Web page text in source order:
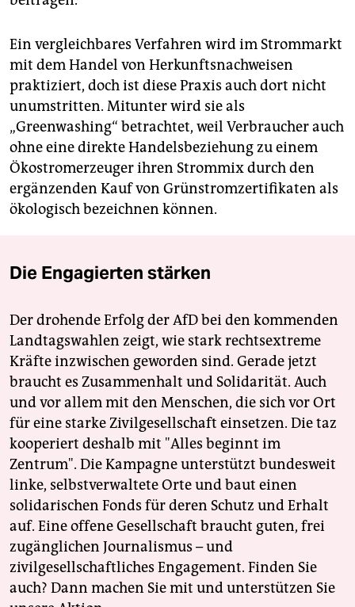
Ein vergleichbares Verfahren wird im Strommarkt
mit dem Handel von Herkunftsnachweisen
praktiziert, doch ist diese Praxis auch dort nicht
unumstritten. Mitunter wird sie als
„Greenwashing“ betrachtet, weil Verbraucher auch
ohne eine direkte Handelsbeziehung zu einem
Ökostromerzeuger ihren Strommix durch den
ergänzenden Kauf von Grünstromzertifikaten als
ökologisch bezeichnen können.
Die Engagierten stärken
Der drohende Erfolg der AfD bei den kommenden
Landtagswahlen zeigt, wie stark rechtsextreme
Kräfte inzwischen geworden sind. Gerade jetzt
braucht es Zusammenhalt und Solidarität. Auch
und vor allem mit den Menschen, die sich vor Ort
für eine starke Zivilgesellschaft einsetzen. Die taz
kooperiert deshalb mit "Alles beginnt im
Zentrum". Die Kampagne unterstützt bundesweit
linke, selbstverwaltete Orte und baut einen
solidarischen Fonds für deren Schutz und Erhalt
auf. Eine offene Gesellschaft braucht guten, frei
zugänglichen Journalismus – und
zivilgesellschaftliches Engagement. Finden Sie
auch? Dann machen Sie mit und unterstützen Sie